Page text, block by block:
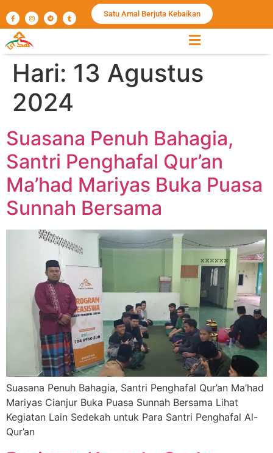
Satu Amal Berjuta Kebaikan
Hari: 13 Agustus
2024
Suasana Penuh Bahagia,
Santri Penghafal Qur’an
Ma’had Mariyas Buka Puasa
Sunnah Bersama
Suasana Penuh Bahagia, Santri Penghafal Qur’an Ma’had
Mariyas Cianjur Buka Puasa Sunnah Bersama Lihat
Kegiatan Lain Sedekah untuk Para Santri Penghafal Al-
Qur’an